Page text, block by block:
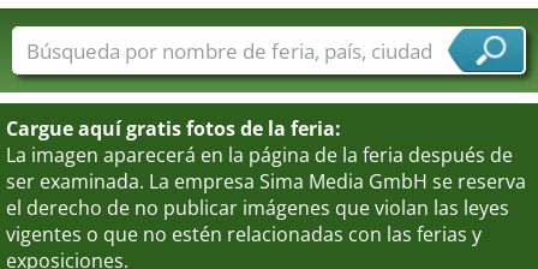
Cargue aquí gratis fotos de la feria:
La imagen aparecerá en la página de la feria después de
ser examinada. La empresa Sima Media GmbH se reserva
el derecho de no publicar imágenes que violan las leyes
vigentes o que no estén relacionadas con las ferias y
exposiciones.
Nombres de ferias Países
Ciudades
Sectores de ferias
Sectores de proveedor de servicios